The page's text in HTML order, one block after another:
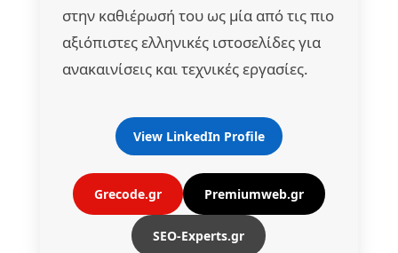
στην καθιέρωσή του ως μία από τις πιο
αξιόπιστες ελληνικές ιστοσελίδες για
ανακαινίσεις και τεχνικές εργασίες.
View LinkedIn Profile
Grecode.gr Premiumweb.gr
SEO-Experts.gr